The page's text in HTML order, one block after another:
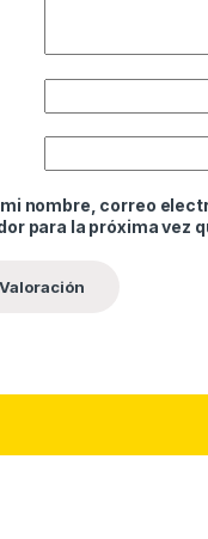
nombre, correo
para la próxima vez